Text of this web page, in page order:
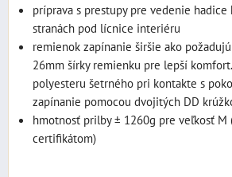
príprava s prestupy pre vedenie
stranách pod lícnice interiéru
remienok zapínanie širšie ako
26mm šírky remienku pre lepší
polyesteru šetrného pri kontakte s
zapínanie pomocou dvojitých DD
hmotnosť prilby ± 1260g pre veľkosť M
certifikátom)